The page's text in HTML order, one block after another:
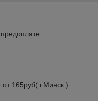
165руб( г.Минск:)